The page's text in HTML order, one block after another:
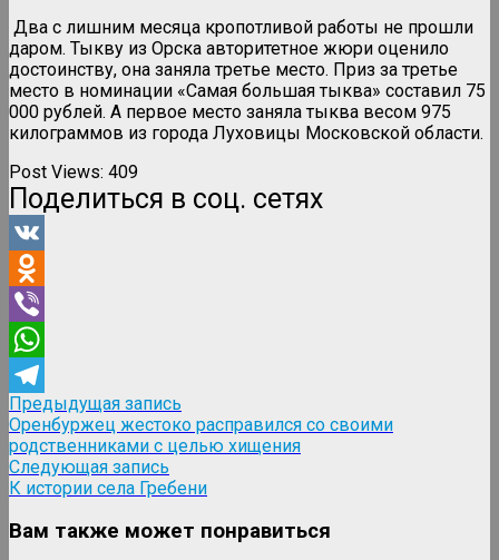
Два с лишним месяца кропотливой работы не прошли
даром. Тыкву из Орска авторитетное жюри оценило
достоинству, она заняла третье место. Приз за третье
место в номинации «Самая большая тыква» составил 75
000 рублей. А первое место заняла тыква весом 975
килограммов из города Луховицы Московской области.
Post Views: 409
Поделиться в соц. сетях
VK
Odnoklassniki
Viber
WhatsApp
Telegram
Навигация
по
записям
Предыдущая запись
запись:
Оренбуржец жестоко расправился со своими
родственниками с целью хищения
Следующая запись
запись:
К истории села Гребени
Вам также может понравиться